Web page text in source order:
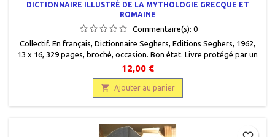
DICTIONNAIRE ILLUSTRÉ DE LA MYTHOLOGIE GRECQUE ET
ROMAINE
Commentaire(s): 0
Collectif. En français, Dictionnaire Seghers, Editions Seghers, 1962,
13 x 16, 329 pages, broché, occasion. Bon état. Livre protégé par un
rhodoïd transparent.
12,00 €
 Ajouter au panier